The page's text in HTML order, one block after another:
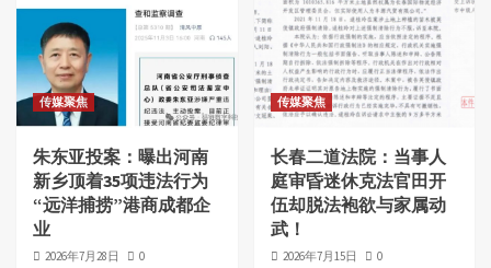
传媒聚焦
朱东亚投案：曝出河南
新乡顶着35项违法行为
“远洋捕捞”港商成都企
业
2026年7月28日 0
传媒聚焦
长春二道法院：当事人
庭审昏迷休克法官田开
伍却脱法袍欲与家属动
武！
2026年7月15日 0